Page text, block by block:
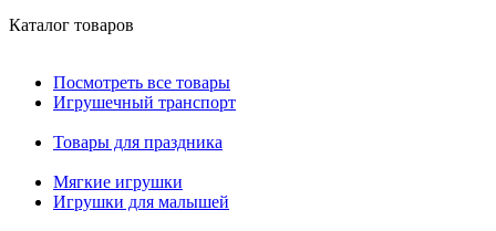
Каталог товаров
Посмотреть все товары
Игрушечный транспорт
Товары для праздника
Мягкие игрушки
Игрушки для малышей